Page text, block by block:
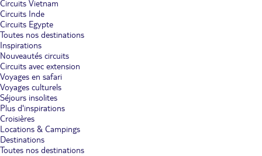
Circuits Vietnam
Circuits Inde
Circuits Egypte
Toutes nos destinations
Inspirations
Nouveautés circuits
Circuits avec extension
Voyages en safari
Voyages culturels
Séjours insolites
Plus d'inspirations
Croisières
Locations & Campings
Destinations
Toutes nos destinations